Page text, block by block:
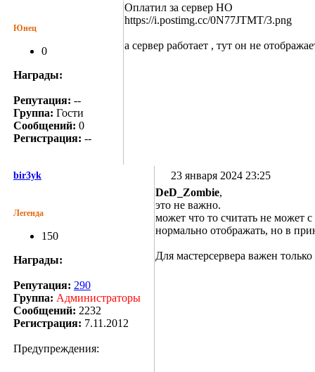
Юнец
0
Награды:
Репутация: --
Группа: Гости
Сообщений: 0
Регистрация: --
Оплатил за сервер НО
https://i.postimg.cc/0N77JTMT/3.png
а сервер работает , тут он не
bir3yk 23 января 2024 23:25
Легенда
150
Награды:
Репутация: 290
Группа: Администраторы
Сообщений: 2232
Регистрация: 7.11.2012
Предупреждения:
DeD_Zombie,
это не важно.
может что то считать не может
нормально отображать, но в
Для мастерсервера важен